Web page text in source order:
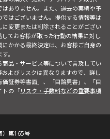
ありません。また、過去の実績や予
はございません。提供する情報等は
変更または削除されることがござい
てお客様が取った行動の結果に対し
かかる最終決定は、お客様ご自身の
。
品・サービス等について言及してい
よびリスクは異なりますので、詳し
証券等書面」、「目論見書」、「目
トの「リスク・手数料などの重要事項
）第165号